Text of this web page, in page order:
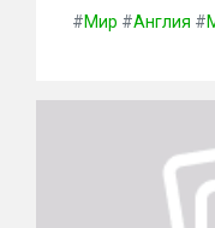
#Мир #Англия #